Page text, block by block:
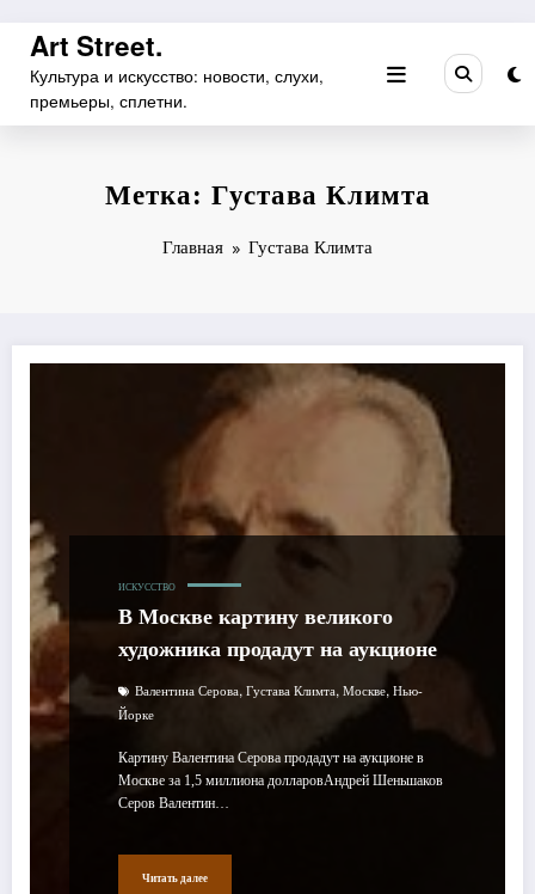
Перейти
содержимому
Art Street.
Культура и искусство: новости, слухи,
премьеры, сплетни.
Метка: Густава Климта
Главная Густава Климта
ИСКУССТВО
В Москве картину великого
художника продадут на аукционе
Валентина Серова, Густава Климта, Москве, Нью-
Йорке
Картину Валентина Серова продадут на аукционе в
Москве за 1,5 миллиона долларовАндрей Шеньшаков
Серов Валентин…
Читать далее